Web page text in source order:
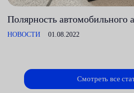
Полярность автомобильного
НОВОСТИ 01.08.2022
Смотреть все